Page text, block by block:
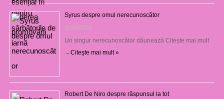
Syrus despre omul nerecunoscător
11/09/2023
Un singur nerecunoscător dăunează Citește mai mult
→Citeşte mai mult »
Robert De Niro despre răspunsul la tot